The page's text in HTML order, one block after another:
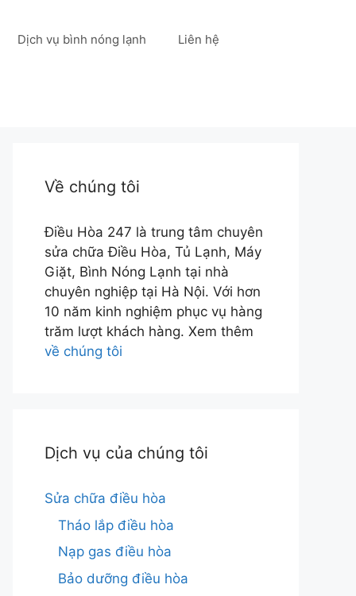
Dịch vụ bình nóng lạnh Liên hệ
Về chúng tôi
Điều Hòa 247 là trung tâm chuyên
sửa chữa Điều Hòa, Tủ Lạnh, Máy
Giặt, Bình Nóng Lạnh tại nhà
chuyên nghiệp tại Hà Nội. Với hơn
10 năm kinh nghiệm phục vụ hàng
trăm lượt khách hàng. Xem thêm
về chúng tôi
Dịch vụ của chúng tôi
Sửa chữa điều hòa
Tháo lắp điều hòa
Nạp gas điều hòa
Bảo dưỡng điều hòa